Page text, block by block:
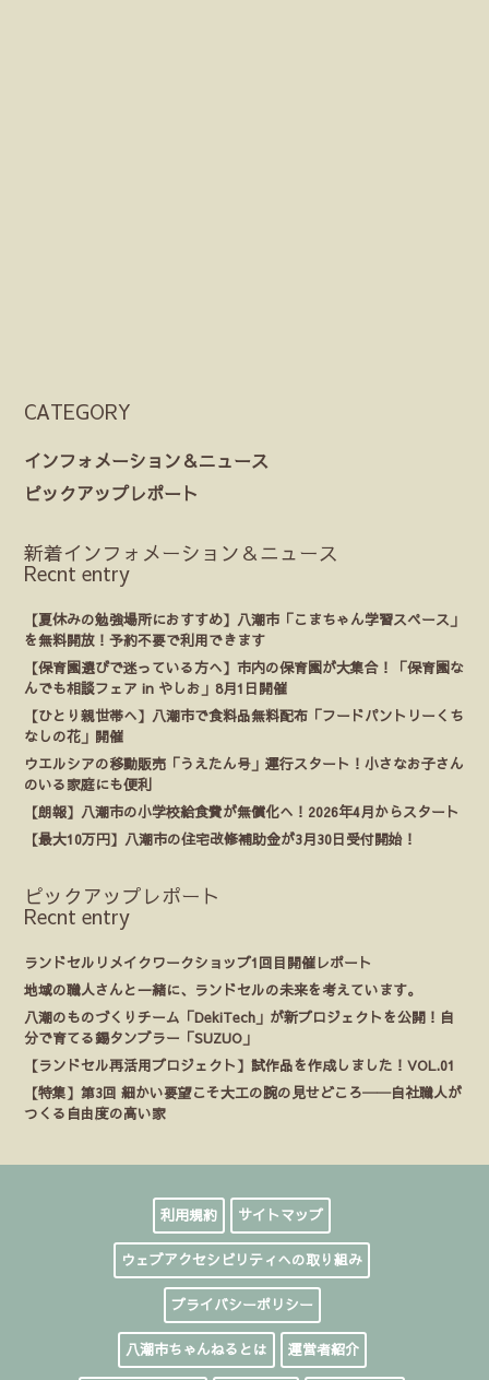
CATEGORY
インフォメーション＆ニュース
ピックアップレポート
新着インフォメーション＆ニュース
Recnt entry
【夏休みの勉強場所におすすめ】八潮市「こまちゃん学習スペース」
を無料開放！予約不要で利用できます
【保育園選びで迷っている方へ】市内の保育園が大集合！「保育園な
んでも相談フェア in やしお」8月1日開催
【ひとり親世帯へ】八潮市で食料品無料配布「フードパントリーくち
なしの花」開催
ウエルシアの移動販売「うえたん号」運行スタート！小さなお子さん
のいる家庭にも便利
【朗報】八潮市の小学校給食費が無償化へ！2026年4月からスタート
【最大10万円】八潮市の住宅改修補助金が3月30日受付開始！
ピックアップレポート
Recnt entry
ランドセルリメイクワークショップ1回目開催レポート
地域の職人さんと一緒に、ランドセルの未来を考えています。
八潮のものづくりチーム「DekiTech」が新プロジェクトを公開！自
分で育てる錫タンブラー「SUZUO」
【ランドセル再活用プロジェクト】試作品を作成しました！VOL.01
【特集】第3回 細かい要望こそ大工の腕の見せどころ──自社職人が
つくる自由度の高い家
利用規約 サイトマップ
ウェブアクセシビリティへの取り組み
プライバシーポリシー
八潮市ちゃんねるとは 運営者紹介